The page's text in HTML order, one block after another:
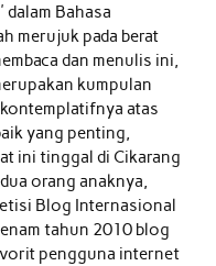
Bahasa
merujuk pada berat
dan menulis ini,
kumpulan
atas
yang penting,
ini tinggal di Cikarang
orang anaknya,
Blog Internasional
tahun 2010 blog
pengguna internet